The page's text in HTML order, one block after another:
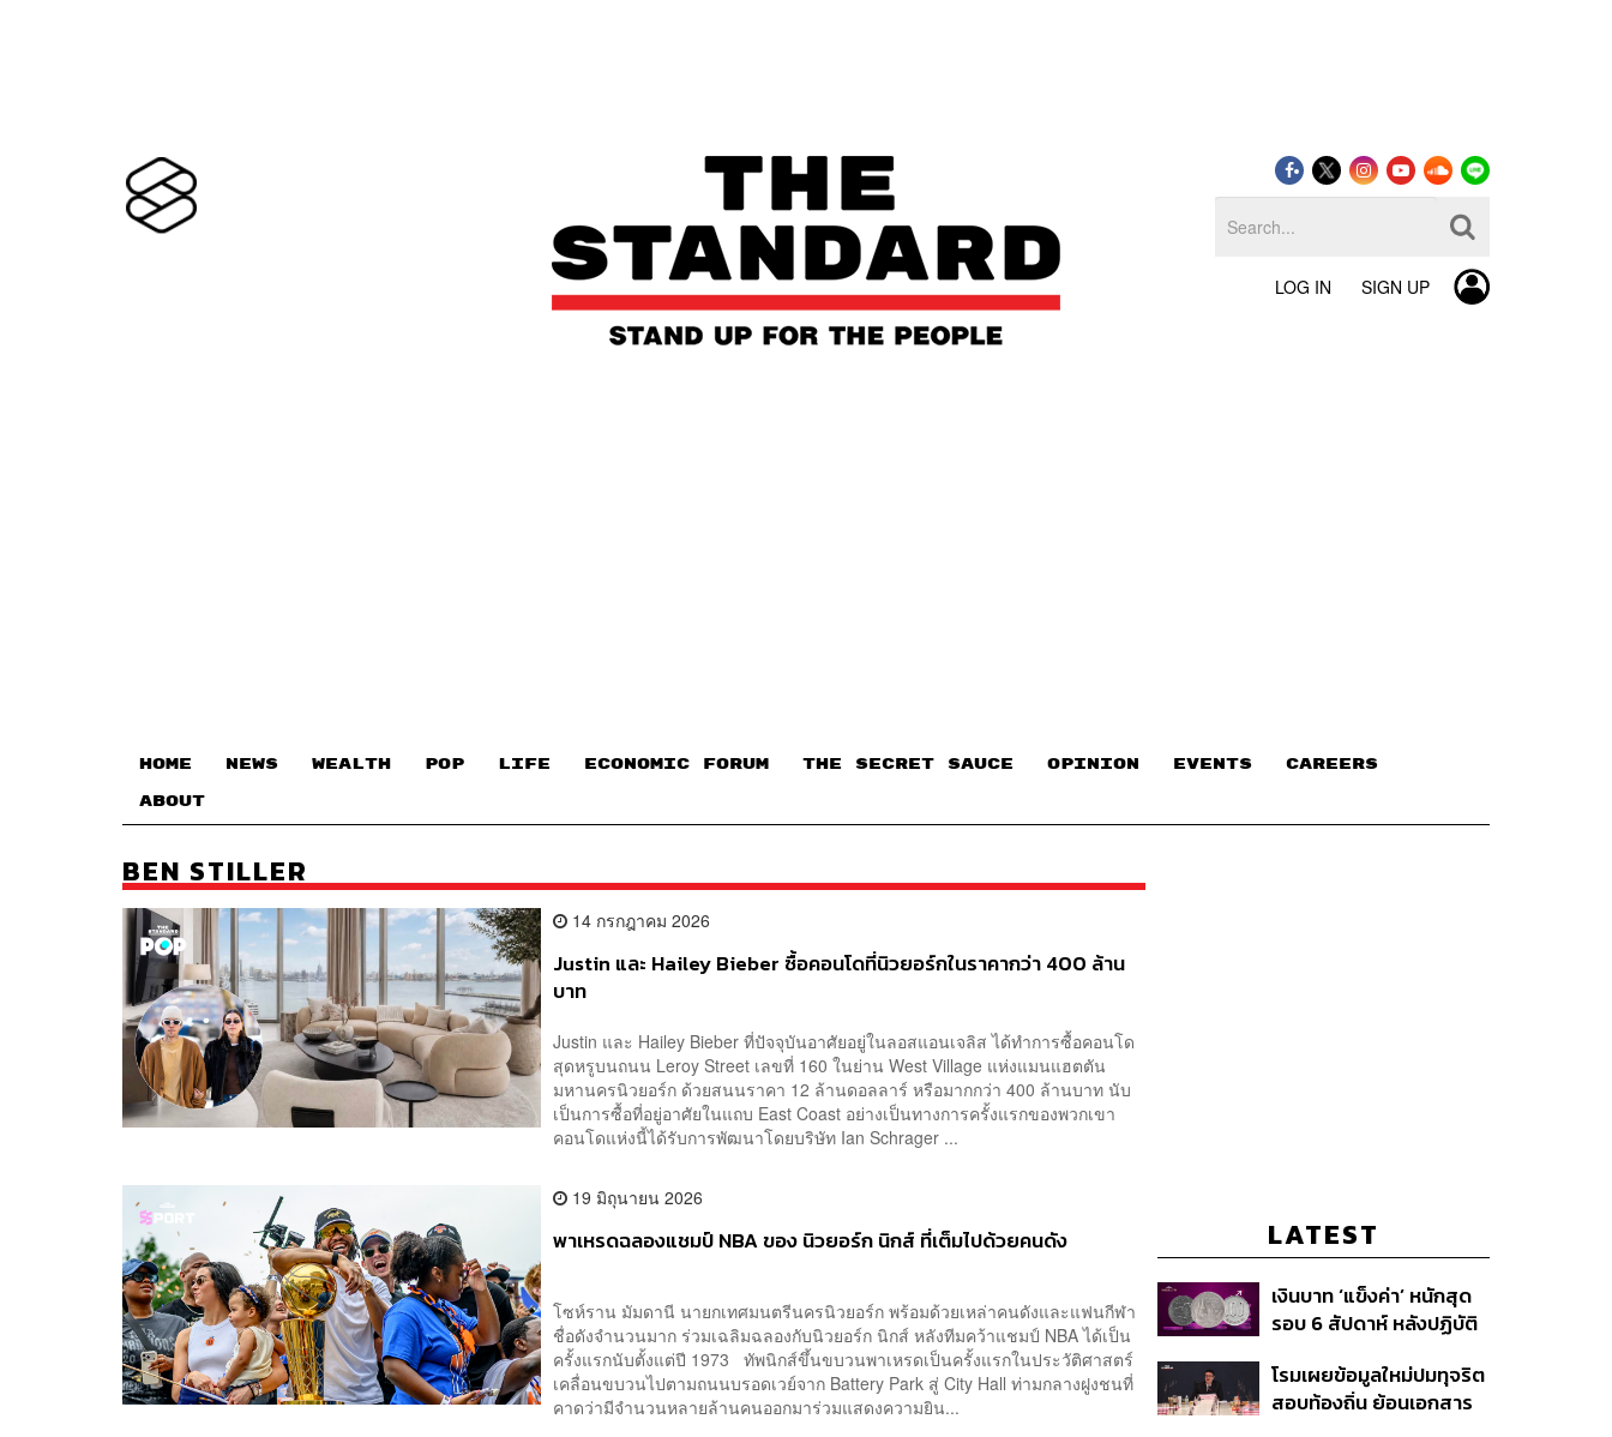
LOG IN SIGN UP
HOME NEWS WEALTH POP LIFE ECONOMIC FORUM THE SECRET SAUCE​ OPINION EVENTS CAREERS
ABOUT
BEN STILLER
14 กรกฎาคม 2026
Justin และ Hailey Bieber ซื้อคอนโดที่นิวยอร์กในราคากว่า 400 ล้าน
บาท
Justin และ Hailey Bieber ที่ปัจจุบันอาศัยอยู่ในลอสแอนเจลิส ได้ทำการซื้อคอนโด
สุดหรูบนถนน Leroy Street เลขที่ 160 ในย่าน West Village แห่งแมนแฮตตัน
มหานครนิวยอร์ก ด้วยสนนราคา 12 ล้านดอลลาร์ หรือมากกว่า 400 ล้านบาท นับ
เป็นการซื้อที่อยู่อาศัยในแถบ East Coast อย่างเป็นทางการครั้งแรกของพวกเขา
คอนโดแห่งนี้ได้รับการพัฒนาโดยบริษัท Ian Schrager ...
19 มิถุนายน 2026
พาเหรดฉลองแชมป์ NBA ของ นิวยอร์ก นิกส์ ที่เต็มไปด้วยคนดัง
โซห์ราน มัมดานี นายกเทศมนตรีนครนิวยอร์ก พร้อมด้วยเหล่าคนดังและแฟนกีฬา
ชื่อดังจำนวนมาก ร่วมเฉลิมฉลองกับนิวยอร์ก นิกส์ หลังทีมคว้าแชมป์ NBA ได้เป็น
ครั้งแรกนับตั้งแต่ปี 1973 ทัพนิกส์ขึ้นขบวนพาเหรดเป็นครั้งแรกในประวัติศาสตร์
เคลื่อนขบวนไปตามถนนบรอดเวย์จาก Battery Park สู่ City Hall ท่ามกลางฝูงชนที่
คาดว่ามีจำนวนหลายล้านคนออกมาร่วมแสดงความยิน...
LATEST
เงินบาท ‘แข็งค่า’ หนักสุด
รอบ 6 สัปดาห์ หลังปฏิบัติ
สหรัฐฯ-ญี่ปุ่น Standard
Chartered เปิดเป้าสิ้นปีนี้
โรมเผยข้อมูลใหม่ปมทุจริต
สอบท้องถิ่น ย้อนเอกสาร